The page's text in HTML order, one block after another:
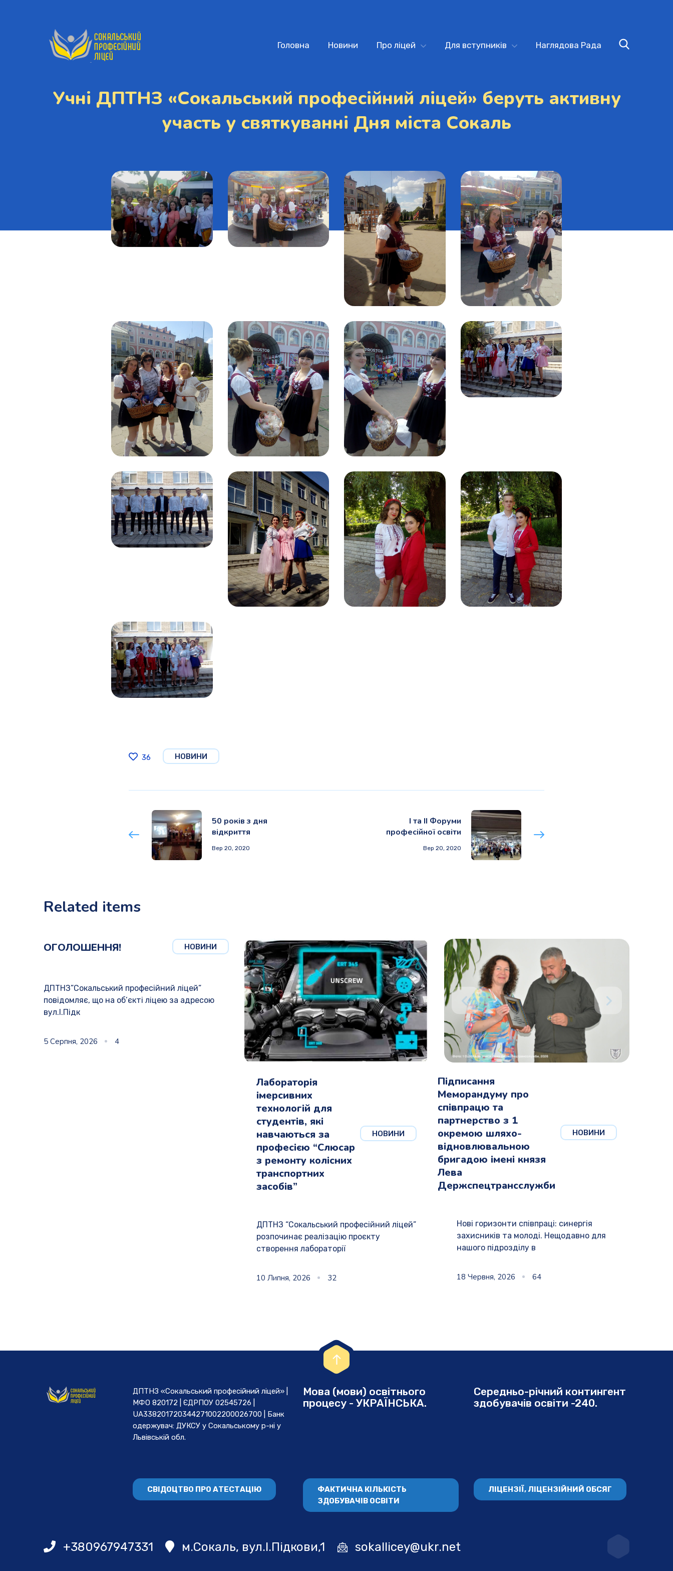
Головна Новини Про ліцей Для вступників Наглядова Рада
Учні ДПТНЗ «Сокальський професійний ліцей» беруть активну
участь у святкуванні Дня міста Сокаль
36 НОВИНИ
50 років з дня
відкриття
Вер 20, 2020
І та ІІ Форуми
професійної освіти
Вер 20, 2020
Related items
НОВИНИ
ОГОЛОШЕННЯ!
ДПТНЗ”Сокальський професійний ліцей”
повідомляє, що на об’єкті ліцею за адресою
вул.І.Підк
5 Серпня, 2026 4
НОВИНИ
Лабораторія
імерсивних
технологій для
студентів, які
навчаються за
професією “Слюсар
з ремонту колісних
транспортних
засобів”
ДПТНЗ “Сокальський професійний ліцей”
розпочинає реалізацію проєкту
створення лабораторії
10 Липня, 2026 32
НОВИНИ
Підписання
Меморандуму про
співпрацю та
партнерство з 1
окремою шляхо-
відновлювальною
бригадою імені князя
Лева
Держспецтрансслужби
Нові горизонти співпраці: синергія
захисників та молоді. Нещодавно для
нашого підрозділу в
18 Червня, 2026 64
ДПТНЗ «Сокальський професійний ліцей» |
МФО 820172 | ЄДРПОУ 02545726 |
UA338201720344271002200026700 | Банк
одержувач: ДУКСУ у Cокальському р-ні у
Львівській обл.
Мова (мови) освітнього
процесу - УКРАЇНСЬКА.
Середньо-річний контингент
здобувачів освіти -240.
СВІДОЦТВО ПРО АТЕСТАЦІЮ
ФАКТИЧНА КІЛЬКІСТЬ
ЗДОБУВАЧІВ ОСВІТИ
ЛІЦЕНЗІЇ, ЛІЦЕНЗІЙНИЙ ОБСЯГ
+380967947331 м.Сокаль, вул.І.Підкови,1 sokallicey@ukr.net